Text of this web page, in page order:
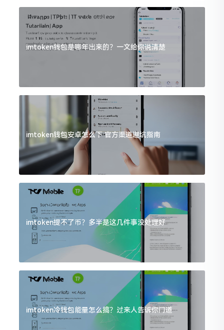
imtoken钱包是哪年出来的？一文给你说清楚
imtoken钱包安卓怎么下 官方渠道避坑指南
imtoken提不了币？多半是这几件事没处理好
imtoken冷钱包能量怎么搞？过来人告诉你门道